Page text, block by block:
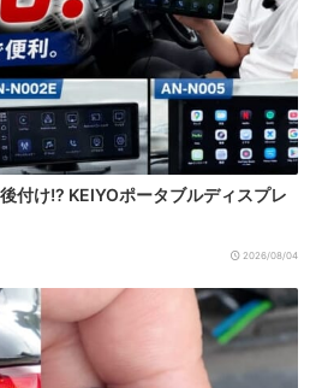
付け!? KEIYOポータブルディスプレ
2026/08/04